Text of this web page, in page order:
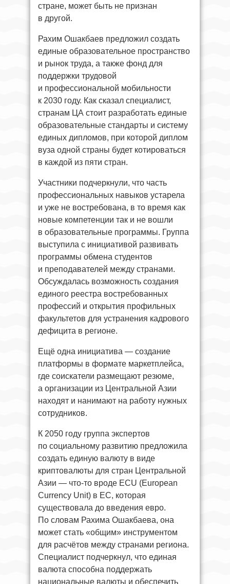
стране, может быть не признан
в другой.
Рахим Ошакбаев предложил создать
единые образовательное пространство
и рынок труда, а также фонд для
поддержки трудовой
и профессиональной мобильности
к 2030 году. Как сказал специалист,
странам ЦА стоит разработать единые
образовательные стандарты и систему
единых дипломов, при которой диплом
вуза одной страны будет котироваться
в каждой из пяти стран.
Участники подчеркнули, что часть
профессиональных навыков устарела
и уже не востребована, в то время как
новые компетенции так и не вошли
в образовательные программы. Группа
выступила с инициативой развивать
программы обмена студентов
и преподавателей между странами.
Обсуждалась возможность создания
единого реестра востребованных
профессий и открытия профильных
факультетов для устранения кадрового
дефицита в регионе.
Ещё одна инициатива — создание
платформы в формате маркетплейса,
где соискатели размещают резюме,
а организации из Центральной Азии
находят и нанимают на работу нужных
сотрудников.
К 2050 году группа экспертов
по социальному развитию предложила
создать единую валюту в виде
криптовалюты для стран Центральной
Азии — что-то вроде ECU (European
Currency Unit) в ЕС, которая
существовала до введения евро.
По словам Рахима Ошакбаева, она
может стать «общим» инструментом
для расчётов между странами региона.
Специалист подчеркнул, что единая
валюта способна поддержать
национальные валюты и обеспечить